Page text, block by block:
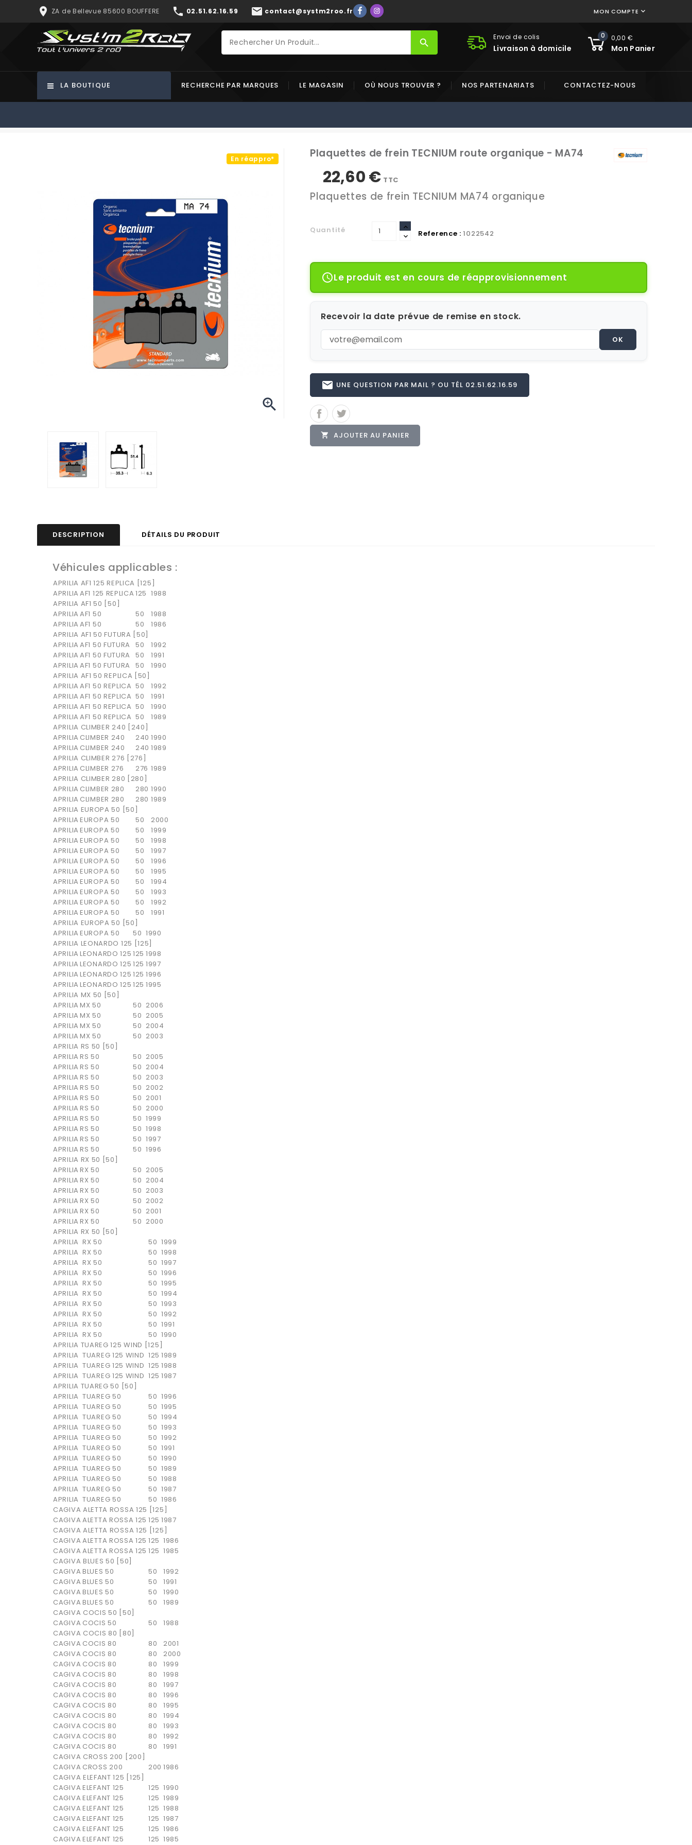
place ZA de Bellevue 85600 BOUFFERE phone 02.51.62.16.59 mail contact@systm2roo.fr MON COMPTE 
0 0,00 €
Mon Panier
Envoi de colis
Livraison à domicile
search
LA BOUTIQUE RECHERCHE PAR MARQUES LE MAGASIN OÙ NOUS TROUVER ? NOS PARTENARIATS CONTACTEZ-NOUS
En réappro*

Plaquettes de frein TECNIUM route organique - MA74
22,60 € TTC
Plaquettes de frein TECNIUM MA74 organique
Quantité Reference : 1022542
Le produit est en cours de réapprovisionnement
Recevoir la date prévue de remise en stock.
OK
email UNE QUESTION PAR MAIL ? OU TÉL 02.51.62.16.59
 AJOUTER AU PANIER
DESCRIPTION DÉTAILS DU PRODUIT
Véhicules applicables :
APRILIA AF1 125 REPLICA [125]
APRILIA AF1 125 REPLICA 125 1988
APRILIA AF1 50 [50]
APRILIA AF1 50 50
1988
APRILIA AF1 50 50
1986
APRILIA AF1 50 FUTURA [50]
APRILIA AF1 50 FUTURA 50
1992
APRILIA AF1 50 FUTURA 50
1991
APRILIA AF1 50 FUTURA 50
1990
APRILIA AF1 50 REPLICA [50]
APRILIA AF1 50 REPLICA 50
1992
APRILIA AF1 50 REPLICA 50
1991
APRILIA AF1 50 REPLICA 50
1990
APRILIA AF1 50 REPLICA 50
1989
APRILIA CLIMBER 240 [240]
APRILIA CLIMBER 240 240 1990
APRILIA CLIMBER 240 240 1989
APRILIA CLIMBER 276 [276]
APRILIA CLIMBER 276 276 1989
APRILIA CLIMBER 280 [280]
APRILIA CLIMBER 280 280 1990
APRILIA CLIMBER 280 280 1989
APRILIA EUROPA 50 [50]
APRILIA EUROPA 50 50
2000
APRILIA EUROPA 50 50
1999
APRILIA EUROPA 50 50
1998
APRILIA EUROPA 50 50
1997
APRILIA EUROPA 50 50
1996
APRILIA EUROPA 50 50
1995
APRILIA EUROPA 50 50
1994
APRILIA EUROPA 50 50
1993
APRILIA EUROPA 50 50
1992
APRILIA EUROPA 50 50
1991
APRILIA EUROPA 50 [50]
APRILIA EUROPA 50 50 1990
APRILIA LEONARDO 125 [125]
APRILIA LEONARDO 125 125 1998
APRILIA LEONARDO 125 125 1997
APRILIA LEONARDO 125 125 1996
APRILIA LEONARDO 125 125 1995
APRILIA MX 50 [50]
APRILIA MX 50 50 2006
APRILIA MX 50 50 2005
APRILIA MX 50 50 2004
APRILIA MX 50 50 2003
APRILIA RS 50 [50]
APRILIA RS 50 50 2005
APRILIA RS 50 50 2004
APRILIA RS 50 50 2003
APRILIA RS 50 50 2002
APRILIA RS 50 50 2001
APRILIA RS 50 50 2000
APRILIA RS 50 50 1999
APRILIA RS 50 50 1998
APRILIA RS 50 50 1997
APRILIA RS 50 50 1996
APRILIA RX 50 [50]
APRILIA RX 50 50 2005
APRILIA RX 50 50 2004
APRILIA RX 50 50 2003
APRILIA RX 50 50 2002
APRILIA RX 50 50 2001
APRILIA RX 50 50 2000
APRILIA RX 50 [50]
APRILIA RX 50 50 1999
APRILIA RX 50 50 1998
APRILIA RX 50 50 1997
APRILIA RX 50 50 1996
APRILIA RX 50 50 1995
APRILIA RX 50 50 1994
APRILIA RX 50 50 1993
APRILIA RX 50 50 1992
APRILIA RX 50 50 1991
APRILIA RX 50 50 1990
APRILIA TUAREG 125 WIND [125]
APRILIA TUAREG 125 WIND 125 1989
APRILIA TUAREG 125 WIND 125 1988
APRILIA TUAREG 125 WIND 125 1987
APRILIA TUAREG 50 [50]
APRILIA TUAREG 50 50 1996
APRILIA TUAREG 50 50 1995
APRILIA TUAREG 50 50 1994
APRILIA TUAREG 50 50 1993
APRILIA TUAREG 50 50 1992
APRILIA TUAREG 50 50 1991
APRILIA TUAREG 50 50 1990
APRILIA TUAREG 50 50 1989
APRILIA TUAREG 50 50 1988
APRILIA TUAREG 50 50 1987
APRILIA TUAREG 50 50 1986
CAGIVA ALETTA ROSSA 125 [125]
CAGIVA ALETTA ROSSA 125 125 1987
CAGIVA ALETTA ROSSA 125 [125]
CAGIVA ALETTA ROSSA 125 125 1986
CAGIVA ALETTA ROSSA 125 125 1985
CAGIVA BLUES 50 [50]
CAGIVA BLUES 50 50
1992
CAGIVA BLUES 50 50
1991
CAGIVA BLUES 50 50
1990
CAGIVA BLUES 50 50
1989
CAGIVA COCIS 50 [50]
CAGIVA COCIS 50 50
1988
CAGIVA COCIS 80 [80]
CAGIVA COCIS 80 80
2001
CAGIVA COCIS 80 80
2000
CAGIVA COCIS 80 80
1999
CAGIVA COCIS 80 80
1998
CAGIVA COCIS 80 80
1997
CAGIVA COCIS 80 80
1996
CAGIVA COCIS 80 80
1995
CAGIVA COCIS 80 80
1994
CAGIVA COCIS 80 80
1993
CAGIVA COCIS 80 80
1992
CAGIVA COCIS 80 80
1991
CAGIVA CROSS 200 [200]
CAGIVA CROSS 200 200 1986
CAGIVA ELEFANT 125 [125]
CAGIVA ELEFANT 125 125 1990
CAGIVA ELEFANT 125 125 1989
CAGIVA ELEFANT 125 125 1988
CAGIVA ELEFANT 125 125 1987
CAGIVA ELEFANT 125 125 1986
CAGIVA ELEFANT 125 125 1985